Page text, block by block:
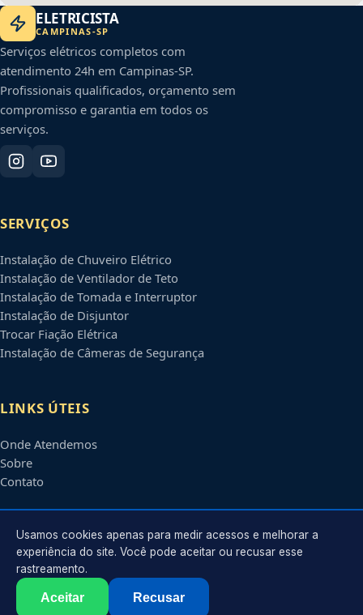
ELETRICISTA
CAMPINAS-SP
Serviços elétricos completos com
atendimento 24h em Campinas-SP.
Profissionais qualificados, orçamento sem
compromisso e garantia em todos os
serviços.
SERVIÇOS
Instalação de Chuveiro Elétrico
Instalação de Ventilador de Teto
Instalação de Tomada e Interruptor
Instalação de Disjuntor
Trocar Fiação Elétrica
Instalação de Câmeras de Segurança
LINKS ÚTEIS
Onde Atendemos
Sobre
Contato
CONTATO
Atendimento em
contato@eletricistascampinas.com.br
2026 Campinas . Todos os direitos reservados.
Usamos cookies apenas para medir acessos e melhorar a
experiência do site. Você pode aceitar ou recusar esse
rastreamento.
Aceitar Recusar